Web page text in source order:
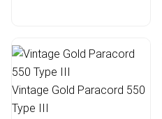
Vintage Gold Paracord 550
Type III